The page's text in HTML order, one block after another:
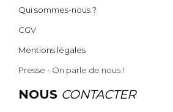
Qui sommes-nous ?
CGV
Mentions légales
Presse - On parle de nous !
NOUS CONTACTER